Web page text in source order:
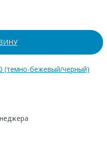
(темно-бежевый/черный)